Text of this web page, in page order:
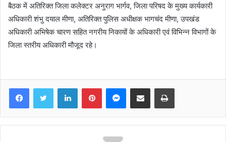
बैठक में अतिरिक्त जिला कलेक्टर अनुराग भार्गव, जिला परिषद के मुख्य कार्यकारी
अधिकारी शंभु दयाल मीणा, अतिरिक्त पुलिस अधीक्षक भागचंद मीणा, उपखंड
अधिकारी अभिषेक चारण सहित नगरीय निकायों के अधिकारी एवं विभिन्न विभागों के
जिला स्तरीय अधिकारी मौजूद रहे।
FacebookTwitter LinkedInPinterestMessenger
Share via Email Print